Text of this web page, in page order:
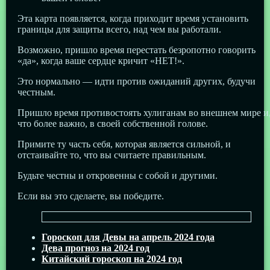
Эта карта появляется, когда приходит время установить
границы для защиты всего, над чем вы работали.
Возможно, пришло время перестать безропотно говорить
«да», когда ваше сердце кричит «НЕТ!».
Это нормально — идти против ожиданий других, будучи
честным.
Пришло время противостоять хулиганам во внешнем мире
что более важно, в своей собственной голове.
Примите ту часть себя, которая является сильной, и
отстаивайте то, что вы считаете правильным.
Будьте честны и откровенны с собой и другими.
Если вы это сделаете, вы победите.
Гороскоп для Девы на апрель 2024 года
Дева прогноз на 2024 год
Китайский гороскоп на 2024 год